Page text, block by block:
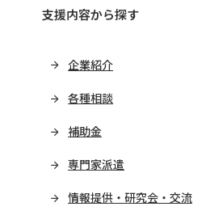
支援内容から探す
企業紹介
各種相談
補助金
専門家派遣
情報提供・研究会・交流